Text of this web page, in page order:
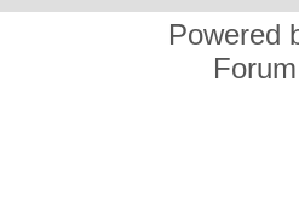
Powered